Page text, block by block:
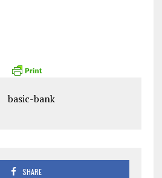
SHARE